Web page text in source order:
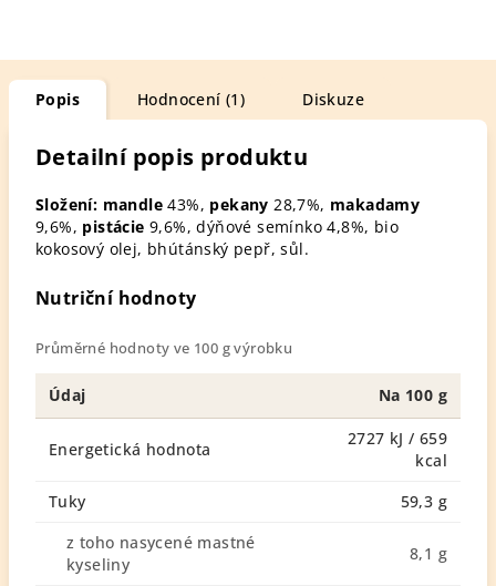
Popis Hodnocení (1) Diskuze
Detailní popis produktu
Složení: mandle 43%, pekany 28,7%, makadamy
9,6%, pistácie 9,6%, dýňové semínko 4,8%, bio
kokosový olej, bhútánský pepř, sůl.
Nutriční hodnoty
Průměrné hodnoty ve 100 g výrobku
Údaj Na 100 g
Energetická hodnota
2727 kJ / 659
kcal
Tuky
59,3 g
z toho nasycené mastné
kyseliny
8,1 g